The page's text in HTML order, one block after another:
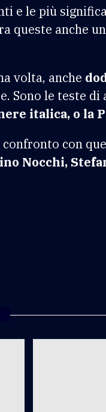
e le più
queste anche
volta, anche
Sono le teste
italica, o
confronto con
Nocchi,